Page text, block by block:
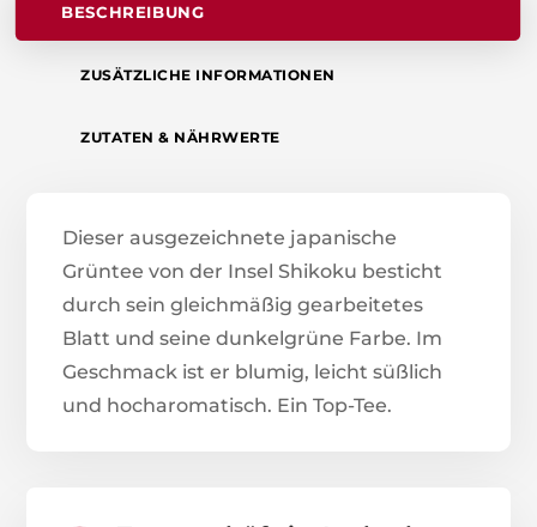
BESCHREIBUNG
ZUSÄTZLICHE INFORMATIONEN
ZUTATEN & NÄHRWERTE
Dieser ausgezeichnete japanische
Grüntee von der Insel Shikoku besticht
durch sein gleichmäßig gearbeitetes
Blatt und seine dunkelgrüne Farbe. Im
Geschmack ist er blumig, leicht süßlich
und hocharomatisch. Ein Top-Tee.